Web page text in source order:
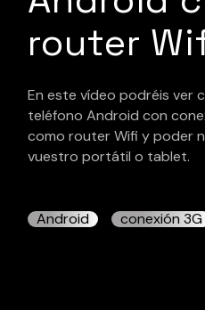
router
En este vídeo podréis ver
teléfono Android con
como router Wifi y poder
vuestro portátil o tablet.
Android conexión 3G